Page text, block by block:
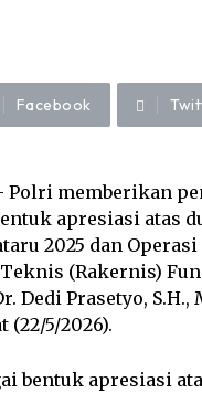
Facebook
memberikan
apresiasi
2025 dan
(Rakernis)
Dedi Prasetyo,
(22/5/2026).
bentuk apresiasi